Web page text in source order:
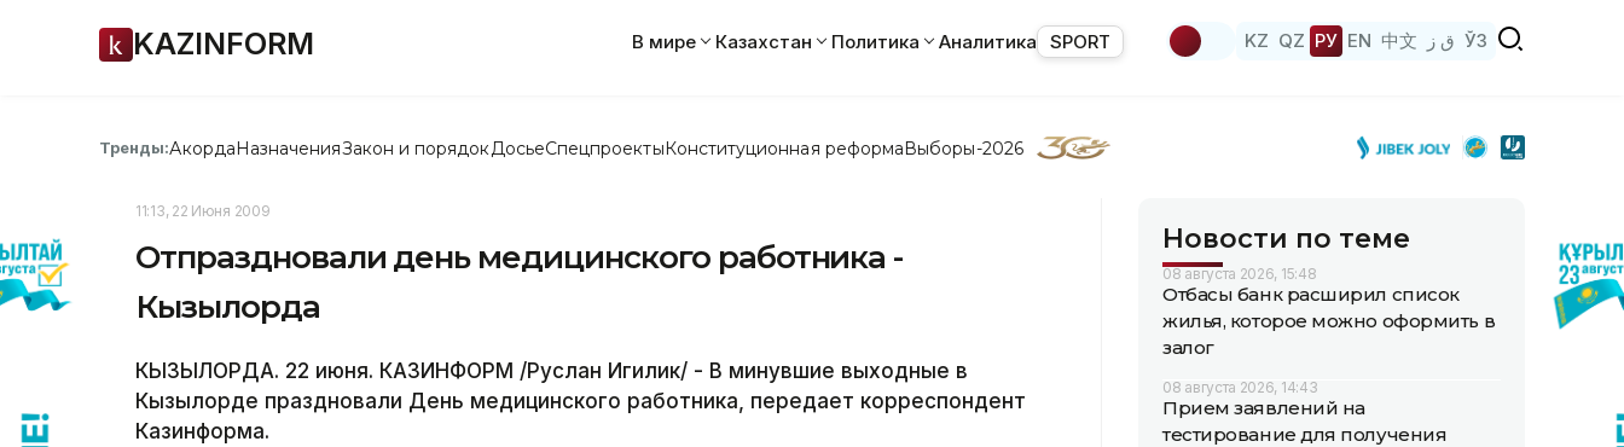
KAZINFORM В мире Казахстан Политика Аналитика SPORT KZ QZ РУ EN 中文 ق ز ЎЗ
Тренды:АкордаНазначенияЗакон и порядок ДосьеСпецпроектыКонституционная реформаВыборы-2026
11:13, 22 Июня 2009
Отпраздновали день медицинского работника -
Кызылорда
КЫЗЫЛОРДА. 22 июня. КАЗИНФОРМ /Руслан Игилик/ - В минувшие выходные в
Кызылорде праздновали День медицинского работника, передает корреспондент
Казинформа.
Новости по теме
08 августа 2026, 15:48
Отбасы банк расширил список
жилья, которое можно оформить в
залог
08 августа 2026, 14:43
Прием заявлений на
тестирование для получения